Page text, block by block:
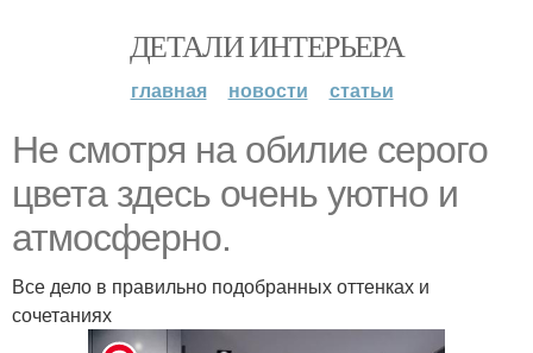
ДЕТАЛИ ИНТЕРЬЕРА
главная новости статьи
Не смотря на обилие серого
цвета здесь очень уютно и
атмосферно.
Все дело в правильно подобранных оттенках и
сочетаниях